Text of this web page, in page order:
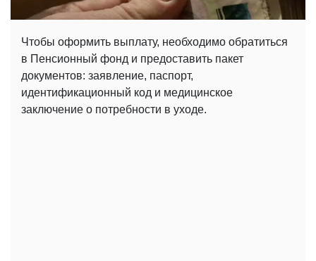
Чтобы оформить выплату, необходимо обратиться
в Пенсионный фонд и предоставить пакет
документов: заявление, паспорт,
идентификационный код и медицинское
заключение о потребности в уходе.